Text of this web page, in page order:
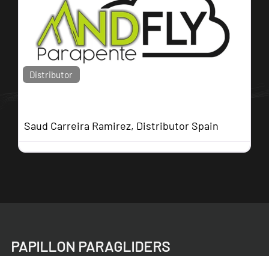
Distributor
Saud Carreira Ramirez, Distributor Spain
PAPILLON PARAGLIDERS